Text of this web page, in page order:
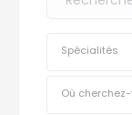
Spécialités
Où